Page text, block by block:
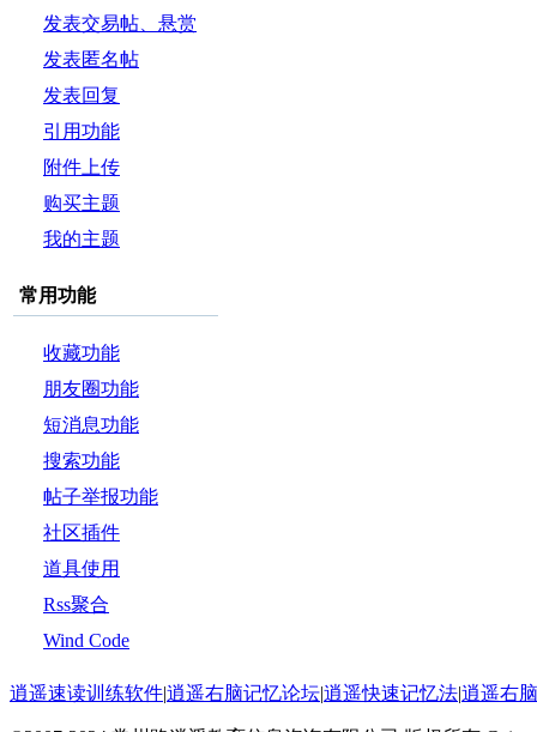
发表交易帖、悬赏
帖和投票帖
发表匿名帖
发表回复
引用功能
附件上传
购买主题
我的主题
常用功能
收藏功能
朋友圈功能
短消息功能
搜索功能
帖子举报功能
社区插件
道具使用
Rss聚合
Wind Code
逍遥速读训练软件|逍遥右脑记忆论坛|逍遥快速记忆法|逍遥右